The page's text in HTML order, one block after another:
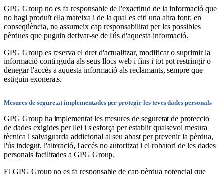
GPG Group no es fa responsable de l'exactitud de la informació que
no hagi produït ella mateixa i de la qual es citi una altra font; en
conseqüència, no assumeix cap responsabilitat per les possibles
pèrdues que puguin derivar-se de l'ús d'aquesta informació.
GPG Group es reserva el dret d'actualitzar, modificar o suprimir la
informació continguda als seus llocs web i fins i tot pot restringir o
denegar l'accés a aquesta informació als reclamants, sempre que
estiguin exonerats.
Mesures de seguretat implementades per protegir les teves dades personals
GPG Group ha implementat les mesures de seguretat de protecció
de dades exigides per llei i s'esforça per establir qualsevol mesura
tècnica i salvaguarda addicional al seu abast per prevenir la pèrdua,
l'ús indegut, l'alteració, l'accés no autoritzat i el robatori de les dades
personals facilitades a GPG Group.
El GPG Group no es fa responsable de cap pèrdua potencial que